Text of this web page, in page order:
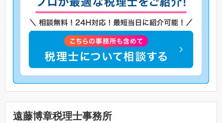
遠藤博章税理士事務所